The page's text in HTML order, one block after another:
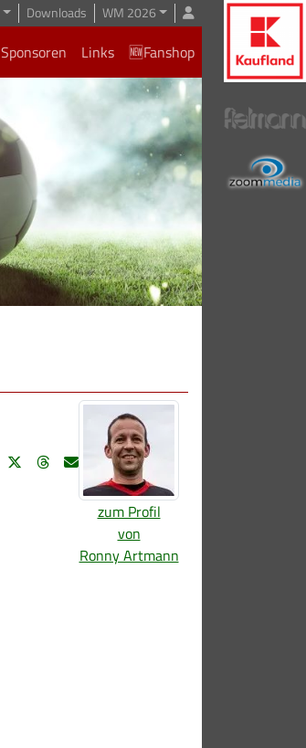
Downloads WM 2026
Sponsoren Links 🆕Fanshop
zum Profil
von
Ronny Artmann